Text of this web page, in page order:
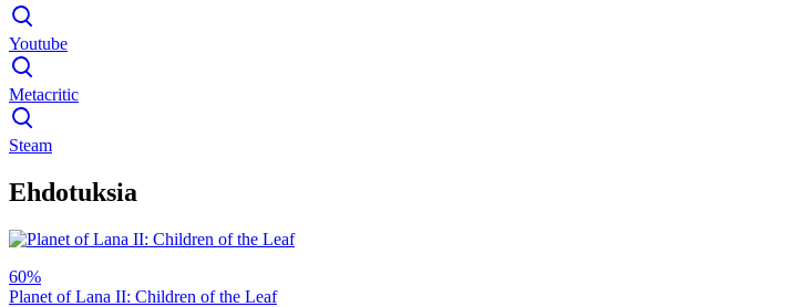
Youtube
Metacritic
Steam
Ehdotuksia
60%
Planet of Lana II: Children of the Leaf